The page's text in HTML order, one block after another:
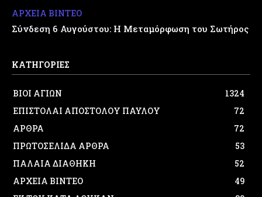
ΑΡΧΕΙΑ ΒΙΝΤΕΟ
Σύνδεση 6 Αυγούστου: Η Μεταμόρφωση του Σωτήρος
ΚΑΤΗΓΟΡΙΕΣ
ΒΙΟΙ ΑΓΙΩΝ
1324
ΕΠΙΣΤΟΛΑΙ ΑΠΟΣΤΟΛΟΥ ΠΑΥΛΟΥ
72
ΑΡΘΡΑ
72
ΠΡΩΤΟΣΕΛΙΔΑ ΑΡΘΡΑ
53
ΠΑΛΑΙΑ ΔΙΑΘΗΚΗ
52
ΑΡΧΕΙΑ ΒΙΝΤΕΟ
49